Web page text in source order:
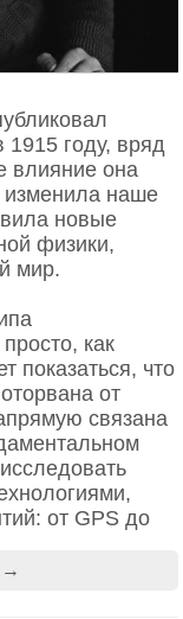
году, вряд
влияние она
изменила наше
новые
физики,
мир.
как
показаться, что
от
связана
от GPS до
мы
в теорию
→